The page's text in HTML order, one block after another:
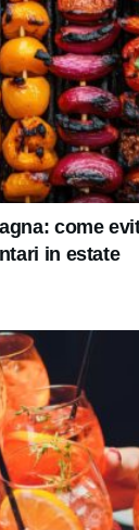
come
in estate